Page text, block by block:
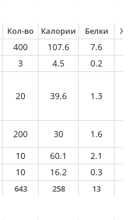
Кол-во Калории Белки
400 107.6 7.6
3 4.5 0.2
20 39.6 1.3
200 30 1.6
10 60.1 2.1
10 16.2 0.3
643 258 13